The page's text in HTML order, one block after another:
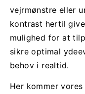
vejrmønstre eller
kontrast hertil
mulighed for at
sikre optimal
behov i realtid.
Her kommer